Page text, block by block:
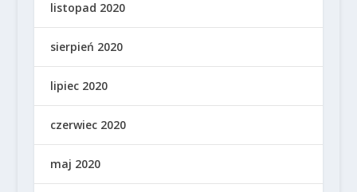
listopad 2020
sierpień 2020
lipiec 2020
czerwiec 2020
maj 2020